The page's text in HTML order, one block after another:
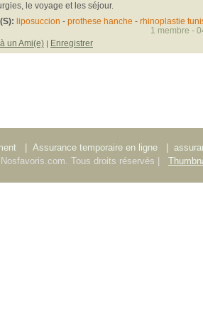
le voyage et les séjour.
liposuccion - prothese hanche - rhinoplastie
un Ami(e) | Enregistrer
1 membre -
Assurance temporaire en ligne
Tous droits réservés |